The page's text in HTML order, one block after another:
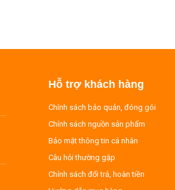
Hỗ trợ khách hàng
Chính sách bảo quản, đóng gói
Chính sách nguồn sản phẩm
Bảo mật thông tin cá nhân
Câu hỏi thường gặp
Chính sách đổi trả, hoàn tiền